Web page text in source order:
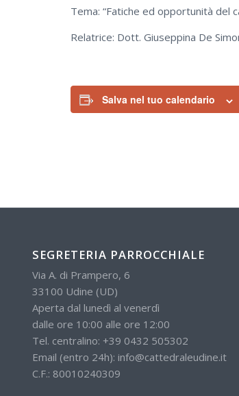
Tema: “Fatiche ed opportunità del
Relatrice: Dott. Giuseppina De
Salva nel tuo calendario
SEGRETERIA PARROCCHIALE
Via A. di Prampero, 6
33100 Udine (UD)
Aperta dal lunedì al venerdì
dalle ore 10:00 alle ore 12:00
Tel. centralino: +39 0432 505302
Email (entro 24h): info@cattedraleudine.it
C.F.: 80010240309